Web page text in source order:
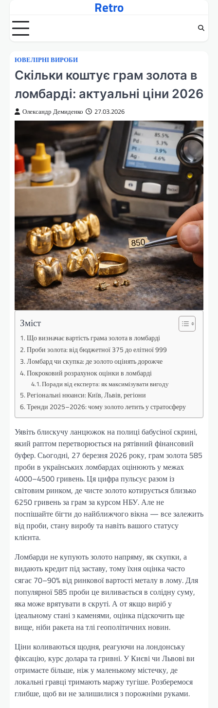
вмісту
Retro
ЮВЕЛІРНІ ВИРОБИ
Скільки коштує грам золота в
ломбарді: актуальні ціни 2026
Олександр Демиденко 27.03.2026
Зміст
Що визначає вартість грама золота в ломбарді
Проби золота: від бюджетної 375 до елітної 999
Ломбард чи скупка: де золото оцінять дорожче
Покроковий розрахунок оцінки в ломбарді
Поради від експерта: як максимізувати вигоду
Регіональні нюанси: Київ, Львів, регіони
Тренди 2025–2026: чому золото летить у стратосферу
Уявіть блискучу ланцюжок на полиці бабусіної скрині,
який раптом перетворюється на рятівний фінансовий
буфер. Сьогодні, 27 березня 2026 року, грам золота 585
проби в українських ломбардах оцінюють у межах
4000–4500 гривень. Ця цифра пульсує разом із
світовим ринком, де чисте золото котирується близько
6250 гривень за грам за курсом НБУ. Але не
поспішайте бігти до найближчого вікна — все залежить
від проби, стану виробу та навіть вашого статусу
клієнта.
Ломбарди не купують золото напряму, як скупки, а
видають кредит під заставу, тому їхня оцінка часто
сягає 70–90% від ринкової вартості металу в лому. Для
популярної 585 проби це виливається в солідну суму,
яка може врятувати в скруті. А от якщо виріб у
ідеальному стані з каменями, оцінка підскочить ще
вище, ніби ракета на тлі геополітичних новин.
Ціни коливаються щодня, реагуючи на лондонську
фіксацію, курс долара та гривні. У Києві чи Львові ви
отримаєте більше, ніж у маленькому містечку, де
локальні гравці тримають маржу тугіше. Розберемося
глибше, щоб ви не залишилися з порожніми руками.